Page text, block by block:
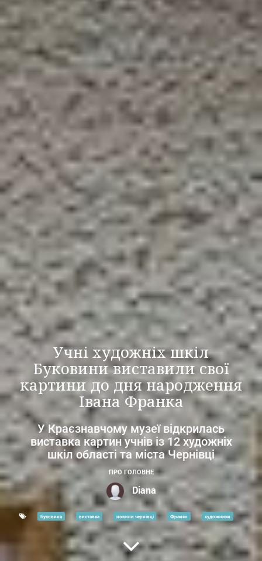
Учні художніх шкіл
Буковини виставили свої
картини до дня народження
Івана Франка
У Краєзнавчому музеї відкрилась
виставка картин учнів із 12 художніх
шкіл області та міста Чернівці
ПРО ГОЛОВНЕ
Diana
Буковина виставка новини чернівці Франко художники